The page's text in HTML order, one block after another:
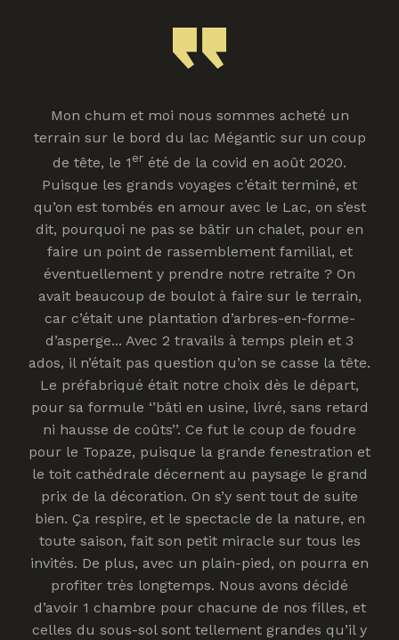
Mon chum et moi nous sommes acheté un
terrain sur le bord du lac Mégantic sur un coup
de tête, le 1 er été de la covid en août 2020.
Puisque les grands voyages c’était terminé, et
qu’on est tombés en amour avec le Lac, on s’est
dit, pourquoi ne pas se bâtir un chalet, pour en
faire un point de rassemblement familial, et
éventuellement y prendre notre retraite ? On
avait beaucoup de boulot à faire sur le terrain,
car c’était une plantation d’arbres-en-forme-
d’asperge... Avec 2 travails à temps plein et 3
ados, il n’était pas question qu’on se casse la tête.
Le préfabriqué était notre choix dès le départ,
pour sa formule ‘’bâti en usine, livré, sans retard
ni hausse de coûts’’. Ce fut le coup de foudre
pour le Topaze, puisque la grande fenestration et
le toit cathédrale décernent au paysage le grand
prix de la décoration. On s’y sent tout de suite
bien. Ça respire, et le spectacle de la nature, en
toute saison, fait son petit miracle sur tous les
invités. De plus, avec un plain-pied, on pourra en
profiter très longtemps. Nous avons décidé
d’avoir 1 chambre pour chacune de nos filles, et
celles du sous-sol sont tellement grandes qu’il y